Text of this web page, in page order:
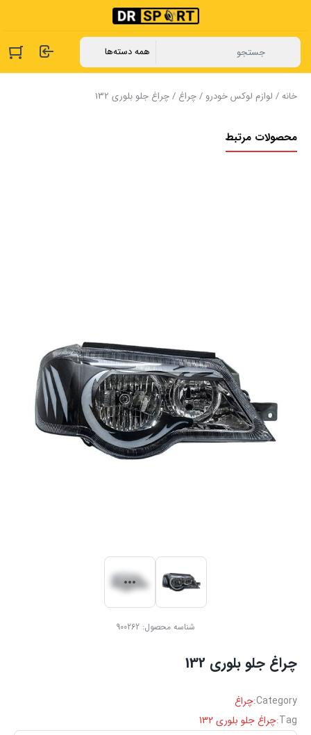
خانه/ لوازم لوکس خودرو /چراغ / چراغ جلو بلوری 132
محصولات مرتبط
شناسه محصول:900262
چراغ جلو بلوری 132
Category:چراغ
Tag: چراغ جلو بلوری 132